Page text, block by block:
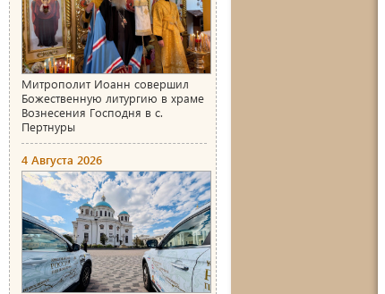
Митрополит Иоанн совершил
Божественную литургию в храме
Вознесения Господня в с.
Пертнуры
4 Августа 2026